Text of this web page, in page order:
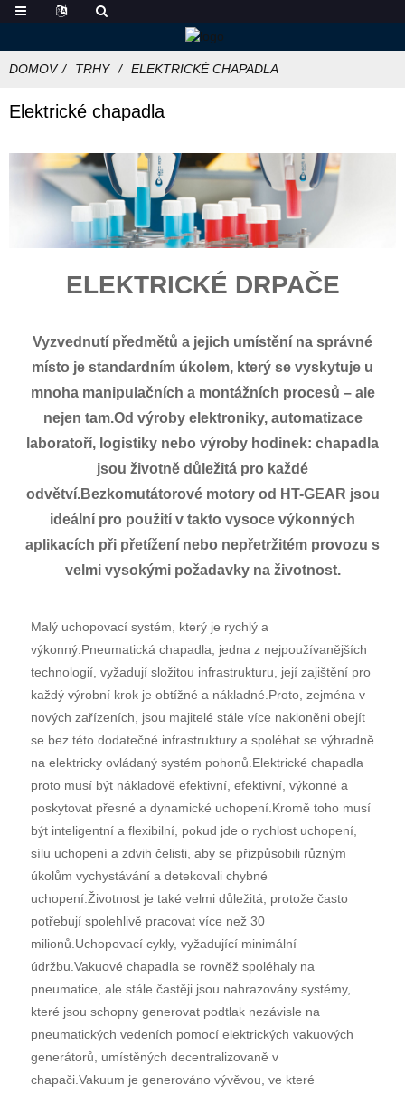
DOMOV TRHY ELEKTRICKÉ CHAPADLA
Elektrické chapadla
ELEKTRICKÉ DRPAČE
Vyzvednutí předmětů a jejich umístění na správné
místo je standardním úkolem, který se vyskytuje u
mnoha manipulačních a montážních procesů – ale
nejen tam.Od výroby elektroniky, automatizace
laboratoří, logistiky nebo výroby hodinek: chapadla
jsou životně důležitá pro každé
odvětví.Bezkomutátorové motory od HT-GEAR jsou
ideální pro použití v takto vysoce výkonných
aplikacích při přetížení nebo nepřetržitém provozu s
velmi vysokými požadavky na životnost.
Malý uchopovací systém, který je rychlý a
výkonný.Pneumatická chapadla, jedna z nejpoužívanějších
technologií, vyžadují složitou infrastrukturu, její zajištění pro
každý výrobní krok je obtížné a nákladné.Proto, zejména v
nových zařízeních, jsou majitelé stále více nakloněni obejít
se bez této dodatečné infrastruktury a spoléhat se výhradně
na elektricky ovládaný systém pohonů.Elektrické chapadla
proto musí být nákladově efektivní, efektivní, výkonné a
poskytovat přesné a dynamické uchopení.Kromě toho musí
být inteligentní a flexibilní, pokud jde o rychlost uchopení,
sílu uchopení a zdvih čelisti, aby se přizpůsobili různým
úkolům vychystávání a detekovali chybné
uchopení.Životnost je také velmi důležitá, protože často
potřebují spolehlivě pracovat více než 30
milionů.Uchopovací cykly, vyžadující minimální
údržbu.Vakuové chapadla se rovněž spoléhaly na
pneumatice, ale stále častěji jsou nahrazovány systémy,
které jsou schopny generovat podtlak nezávisle na
pneumatických vedeních pomocí elektrických vakuových
generátorů, umístěných decentralizovaně v
chapači.Vakuum je generováno vývěvou, ve které